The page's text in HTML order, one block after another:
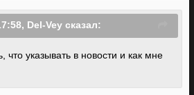
Del-Vey сказал:
что указывать в новости и как мне